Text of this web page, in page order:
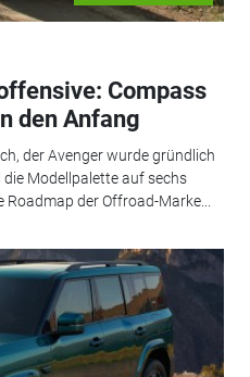
Compass
den Anfang
der Avenger wurde gründlich
Modellpalette auf sechs
der Offroad-Marke...